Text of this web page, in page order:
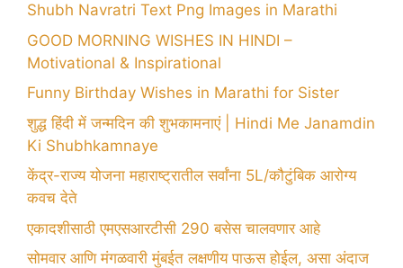
Shubh Navratri Text Png Images in Marathi
GOOD MORNING WISHES IN HINDI –
Motivational & Inspirational
Funny Birthday Wishes in Marathi for Sister
शुद्ध हिंदी में जन्मदिन की शुभकामनाएं | Hindi Me Janamdin
Ki Shubhkamnaye
केंद्र-राज्य योजना महाराष्ट्रातील सर्वांना 5L/कौटुंबिक आरोग्य
कवच देते
एकादशीसाठी एमएसआरटीसी 290 बसेस चालवणार आहे
सोमवार आणि मंगळवारी मुंबईत लक्षणीय पाऊस होईल, असा अंदाज